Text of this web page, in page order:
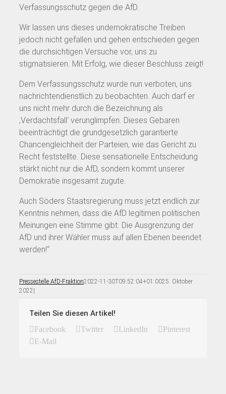
Verfassungsschutz gegen die AfD.
Wir lassen uns dieses undemokratische Treiben
jedoch nicht gefallen und gehen entschieden gegen
die durchsichtigen Versuche vor, uns zu
stigmatisieren. Mit Erfolg, wie dieser Beschluss zeigt!
Dem Verfassungsschutz wurde nun verboten, uns
nachrichtendienstlich zu beobachten. Auch darf er
uns nicht mehr durch die Bezeichnung als
‚Verdachtsfall‘ verunglimpfen. Dieses Gebaren
beeinträchtigt die grundgesetzlich garantierte
Chancengleichheit der Parteien, wie das Gericht zu
Recht feststellte. Diese sensationelle Entscheidung
stärkt nicht nur die AfD, sondern kommt unserer
Demokratie insgesamt zugute.
Auch Söders Staatsregierung muss jetzt endlich zur
Kenntnis nehmen, dass die AfD legitimen politischen
Meinungen eine Stimme gibt. Die Ausgrenzung der
AfD und ihrer Wähler muss auf allen Ebenen beendet
werden!“
Pressestelle AfD-Fraktion2022-11-30T09:52:04+01:0025. Oktober
2022 |
Teilen Sie diesen Artikel!
Facebook Twitter LinkedIn
Pinterest
E-Mail